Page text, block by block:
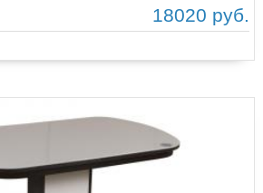
18020 руб.